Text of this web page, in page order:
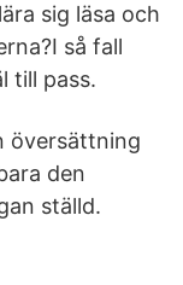
sig läsa och
så fall
till pass.
översättning
den
ställd.